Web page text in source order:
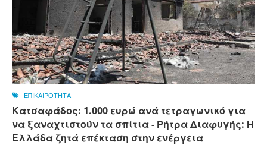
ΕΠΙΚΑΙΡΟΤΗΤΑ
Κατσαφάδος: 1.000 ευρώ ανά τετραγωνικό για
να ξαναχτιστούν τα σπίτια - Ρήτρα Διαφυγής: Η
Ελλάδα ζητά επέκταση στην ενέργεια